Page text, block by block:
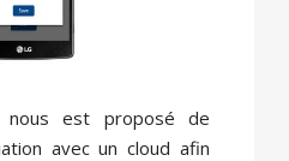
est proposé de
avec un cloud afin